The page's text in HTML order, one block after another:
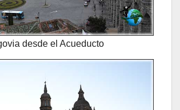
desde el Acueducto